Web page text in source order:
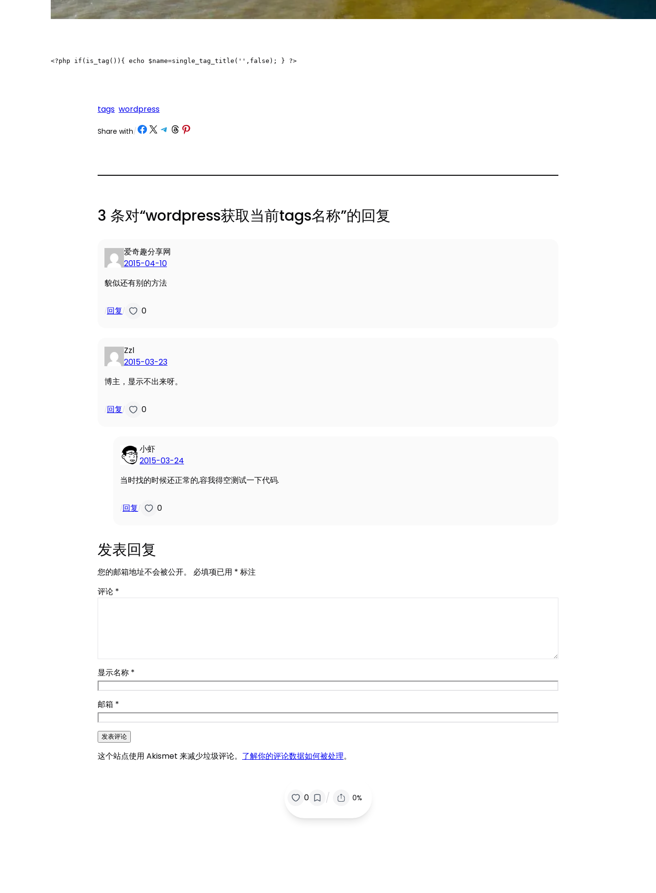
<?php if(is_tag()){ echo $name=single_tag_title('',false); } ?>
tags wordpress
Share with/ Share on Facebook
Share on X Share on Telegram
Share on Threads
Share on Pinterest
3 条对“wordpress获取当前tags名称”的回复
爱奇趣分享网
2015-04-10
貌似还有别的方法
/回复/ 0
Zzl
2015-03-23
博主，显示不出来呀。
/回复/ 0
小虾
2015-03-24
当时找的时候还正常的,容我得空测试一下代码.
/回复/ 0
发表回复
您的邮箱地址不会被公开。 必填项已用 * 标注
评论 *
显示名称 *
邮箱 *
这个站点使用 Akismet 来减少垃圾评论。 了解你的评论数据如何被处理。
0 / 0%